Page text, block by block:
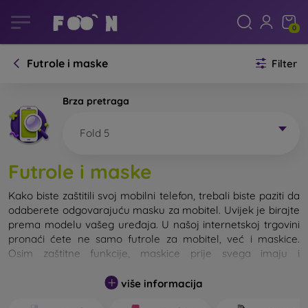
0
Futrole i maske Filter
Brza pretraga
Fold 5
Futrole i maske
Kako biste zaštitili svoj mobilni telefon, trebali biste paziti da
odaberete odgovarajuću masku za mobitel. Uvijek je birajte
prema modelu vašeg uređaja. U našoj internetskoj trgovini
pronaći ćete ne samo futrole za mobitel, već i maskice.
Osim zaštitne funkcije, maskice prije svega imaju i
Maskicu za mobitel možemo također nazvati i stražnjom
više informacija